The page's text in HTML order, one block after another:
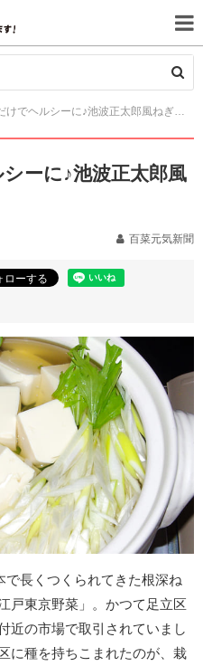
ヘルシーに♪池波正太郎風ねぎ鍋【レシピ付き】
ーに♪池波正太郎風
百菜元気新聞
長くつくられてきた根深ね
戸東京野菜」。かつて足立区
近の市場で取引されていまし
に種を持ちこまれたのが、栽